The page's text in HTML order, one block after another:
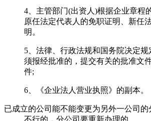
4、主管部门(出资人)根据企业章程
原任法定代表人的免职证明、新任
明。
5、法律、行政法规和国务院决定
须报经批准的，提交有关的批准文
件;
6、《企业法人营业执照》的副本。
已成立的公司能不能变更为另外一公司的